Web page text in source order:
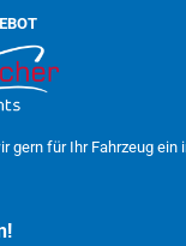
gern für Ihr Fahrzeug ein